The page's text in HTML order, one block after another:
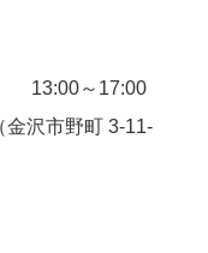
13:00～17:00
沢市野町 3-11-